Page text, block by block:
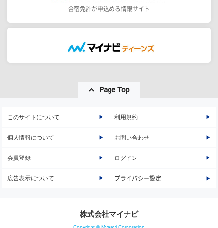
合宿免許が申込める情報サイト
Page Top
このサイトについて 利用規約
個人情報について お問い合わせ
会員登録 ログイン
広告表示について プライバシー設定
株式会社マイナビ
Copyright © Mynavi Corporation